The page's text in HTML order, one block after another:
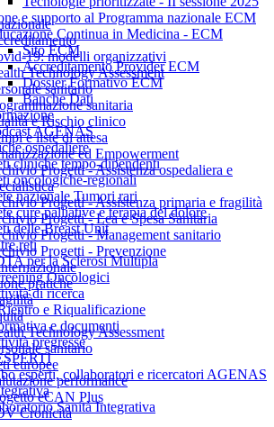
19: modelli organizzativi
Technology Assessment
sanitario
sanitaria
e Rischio clinico
e liste di attesa
ed Empowerment
Progetti - Assistenza ospedaliera e
Progetti - Assistenza primaria e fragilità
Progetti - Lea e Spesa Sanitaria
Progetti - Management sanitario
Progetti - Prevenzione
pratiche
Technology Assessment
sanitario
europee
performance
eCAN Plus
Cronicità
e supporto al Programma nazionale ECM
Continua in Medicina - ECM
Sito ECM
Accreditamento Provider ECM
Dossier Formativo ECM
Banche Dati
AGENAS
ospedaliere
cliniche tempo-dipendenti
oncologiche-regionali
nazionale Tumori rari
cure palliative e terapia del dolore
delle Breast Unit
reti
per la Sclerosi Multipla
Oncologici
di ricerca
e Riqualificazione
e documenti
pregresse
esperti, collaboratori e ricercatori AGENAS
Sanità Integrativa